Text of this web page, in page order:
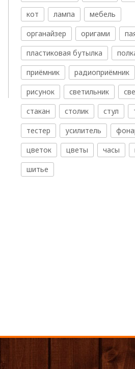
кот
лампа
мебель
органайзер
оригами
пластиковая бутылка
приёмник
радиоприёмник
рисунок
светильник
стакан
столик стул
тестер
усилитель
цветок
цветы часы
шитье